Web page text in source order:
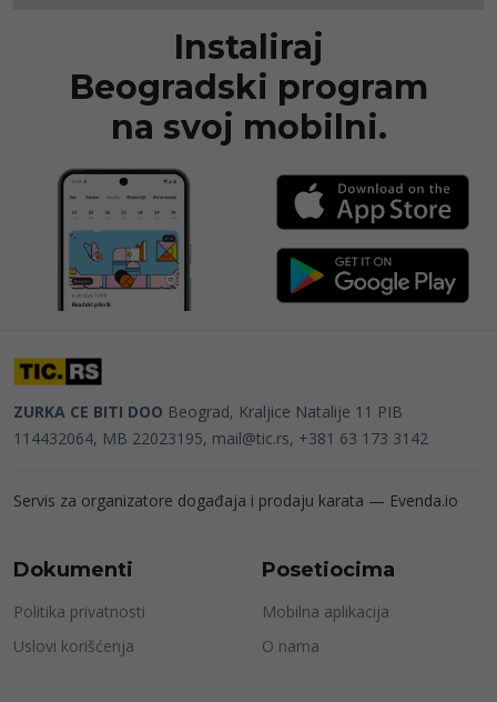
Instaliraj
Beogradski program
na svoj mobilni.
ZURKA CE BITI DOO Beograd, Kraljice Natalije 11 PIB
114432064, MB 22023195, mail@tic.rs, +381 63 173 3142
Servis za organizatore događaja i prodaju karata — Evenda.io
Dokumenti
Politika privatnosti
Uslovi korišćenja
Posetiocima
Mobilna aplikacija
O nama